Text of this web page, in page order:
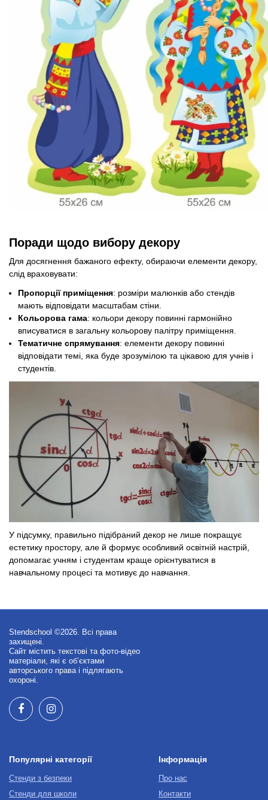
Поради щодо вибору декору
Для досягнення бажаного ефекту, обираючи елементи декору,
слід враховувати:
Пропорції приміщення: розміри малюнків або стендів
мають відповідати масштабам стіни.
Кольорова гама: кольори декору повинні гармонійно
вписуватися в загальну кольорову палітру приміщення.
Тематичне спрямування: елементи декору повинні
відповідати темі, яка буде зрозумілою та цікавою для учнів і
студентів.
У підсумку, правильно підібраний декор не лише покращує
естетику простору, але й формує особливий освітній настрій,
допомагає учням і студентам краще орієнтуватися в
навчальному процесі та мотивує до навчання.
Stendschool ©2026. Всі права
захищені.
Сайт містить текстові та фото-відео
матеріали, які є об’єктами
авторського права і підлягають
охороні.
Популярні категорії
Стенди з безпеки
Стенди для школи
Інформація
Про нас
Контакти